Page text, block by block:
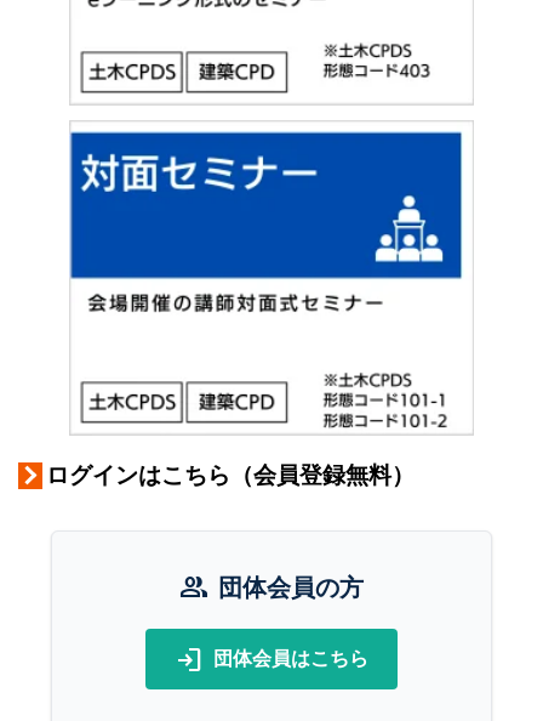
ログインはこちら（会員登録無料）
group 団体会員の方
login 団体会員はこちら